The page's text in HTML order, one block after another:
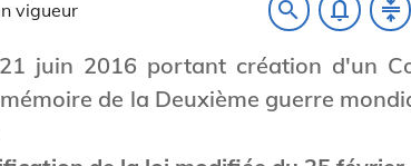
vigueur search notifications_none compress
juin 2016 portant création d'un
de la Deuxième guerre